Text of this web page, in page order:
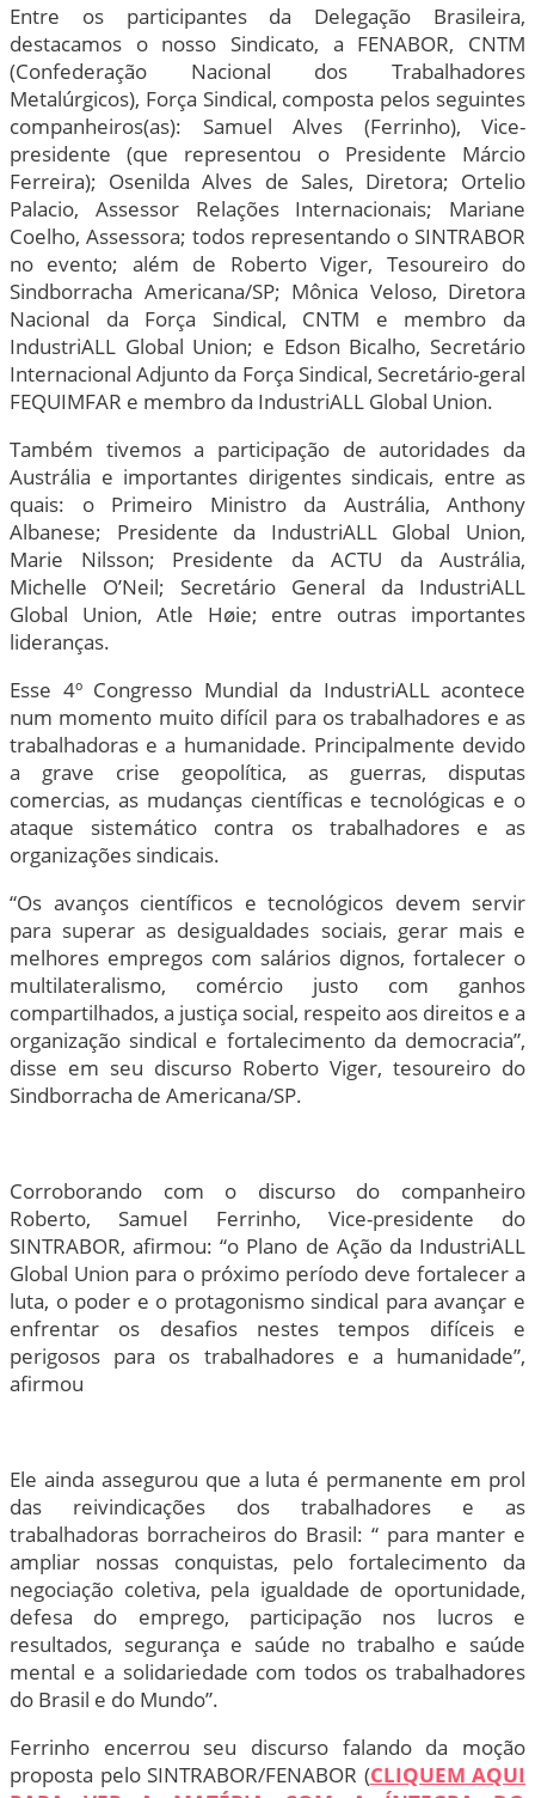
Entre os participantes da Delegação Brasileira,
destacamos o nosso Sindicato, a FENABOR, CNTM
(Confederação Nacional dos Trabalhadores
Metalúrgicos), Força Sindical, composta pelos seguintes
companheiros(as): Samuel Alves (Ferrinho), Vice-
presidente (que representou o Presidente Márcio
Ferreira); Osenilda Alves de Sales, Diretora; Ortelio
Palacio, Assessor Relações Internacionais; Mariane
Coelho, Assessora; todos representando o SINTRABOR
no evento; além de Roberto Viger, Tesoureiro do
Sindborracha Americana/SP; Mônica Veloso, Diretora
Nacional da Força Sindical, CNTM e membro da
IndustriALL Global Union; e Edson Bicalho, Secretário
Internacional Adjunto da Força Sindical, Secretário-geral
FEQUIMFAR e membro da IndustriALL Global Union.
Também tivemos a participação de autoridades da
Austrália e importantes dirigentes sindicais, entre as
quais: o Primeiro Ministro da Austrália, Anthony
Albanese; Presidente da IndustriALL Global Union,
Marie Nilsson; Presidente da ACTU da Austrália,
Michelle O’Neil; Secretário General da IndustriALL
Global Union, Atle Høie; entre outras importantes
lideranças.
Esse 4º Congresso Mundial da IndustriALL acontece
num momento muito difícil para os trabalhadores e as
trabalhadoras e a humanidade. Principalmente devido
a grave crise geopolítica, as guerras, disputas
comercias, as mudanças científicas e tecnológicas e o
ataque sistemático contra os trabalhadores e as
organizações sindicais.
“Os avanços científicos e tecnológicos devem servir
para superar as desigualdades sociais, gerar mais e
melhores empregos com salários dignos, fortalecer o
multilateralismo, comércio justo com ganhos
compartilhados, a justiça social, respeito aos direitos e a
organização sindical e fortalecimento da democracia”,
disse em seu discurso Roberto Viger, tesoureiro do
Sindborracha de Americana/SP.
Corroborando com o discurso do companheiro
Roberto, Samuel Ferrinho, Vice-presidente do
SINTRABOR, afirmou: “o Plano de Ação da IndustriALL
Global Union para o próximo período deve fortalecer a
luta, o poder e o protagonismo sindical para avançar e
enfrentar os desafios nestes tempos difíceis e
perigosos para os trabalhadores e a humanidade”,
afirmou
Ele ainda assegurou que a luta é permanente em prol
das reivindicações dos trabalhadores e as
trabalhadoras borracheiros do Brasil: “ para manter e
ampliar nossas conquistas, pelo fortalecimento da
negociação coletiva, pela igualdade de oportunidade,
defesa do emprego, participação nos lucros e
resultados, segurança e saúde no trabalho e saúde
mental e a solidariedade com todos os trabalhadores
do Brasil e do Mundo”.
Ferrinho encerrou seu discurso falando da moção
proposta pelo SINTRABOR/FENABOR (CLIQUEM AQUI